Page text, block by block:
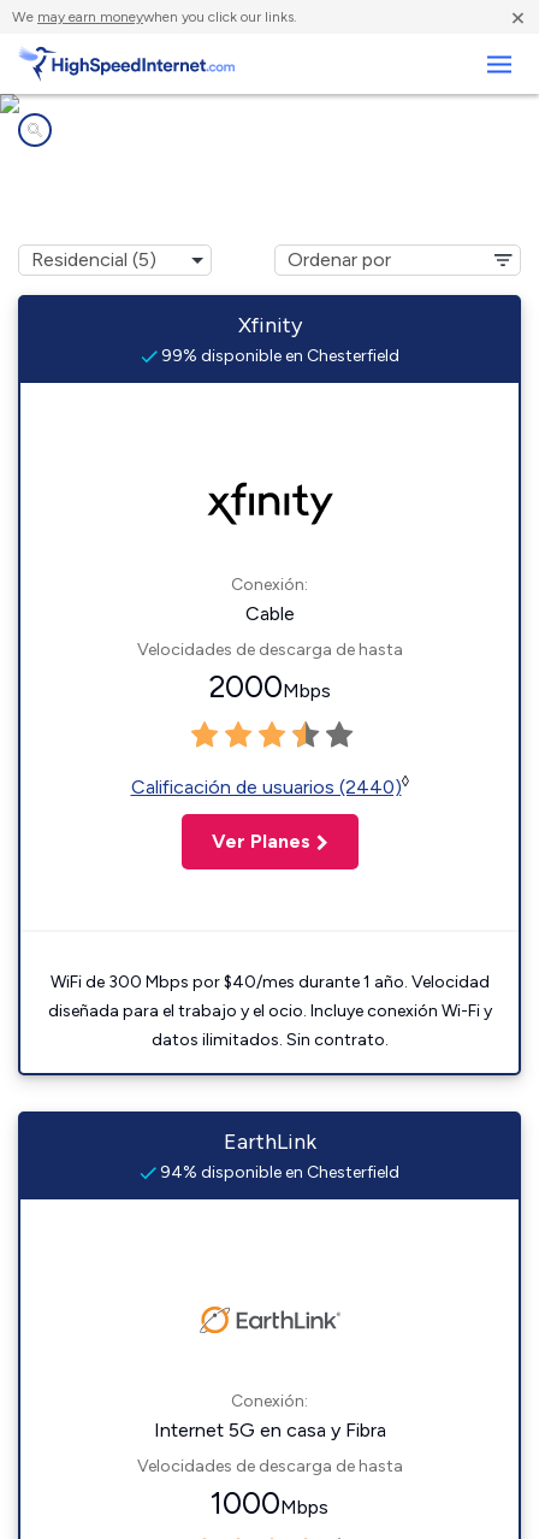
We may earn moneywhen you click our links. ×
Xfinity
99% disponible en Chesterfield
Conexión:
Cable
Velocidades de descarga de hasta
2000Mbps
Calificación de usuarios (2440)◊
Ver Planes
WiFi de 300 Mbps por $40/mes durante 1 año. Velocidad
diseñada para el trabajo y el ocio. Incluye conexión Wi-Fi y
datos ilimitados. Sin contrato.
EarthLink
94% disponible en Chesterfield
Conexión:
Internet 5G en casa y Fibra
Velocidades de descarga de hasta
1000Mbps